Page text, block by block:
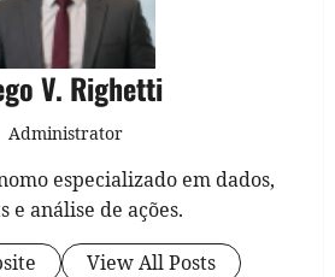
V. Righetti
Administrator
especializado em dados,
e análise de ações.
View All Posts